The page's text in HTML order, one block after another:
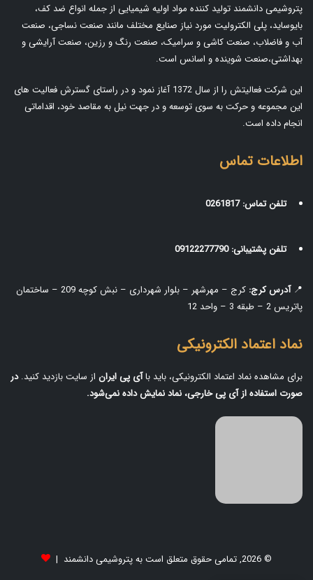
پتروشیمی دانشمند تولید کننده مواد اولیه شیمیایی از جمله انواع ضد کف،
بایوساید، پلی الکترولیت مورد نیاز صنایع مختلف مانند صنعت نساجی، صنعت
آب و فاضلاب، صنعت کاشی و سرامیک، صنعت رنگ و رزین، صنعت آرایشی و
بهداشتی،صنعت شوینده و اسانس است.
این شرکت فعالیتش را از سال 1372 آغاز نمود و در راستای گسترش فعالیت های
این مجموعه و حرکت به سوی توسعه و در جهت نیل به مقاصد خود، اقداماتی
انجام داده است.
اطلاعات تماس
تلفن تماس: 0261817
تلفن پشتیبانی: 09122277790
📍آدرس کرج:
کرج – مهرشهر – بلوار شهرداری – نبش کوچه 209 – ساختمان
پاتریس 2 – طبقه 3 – واحد 12
نماد اعتماد الکترونیکی
برای مشاهده نماد اعتماد الکترونیکی، باید باآی‌ پی ایران از سایت بازدید کنید.در
صورت استفاده از آی‌ پی خارجی، نماد نمایش داده نمی‌شود.
© 2026, تمامی حقوق متعلق است به پتروشیمی دانشمند |